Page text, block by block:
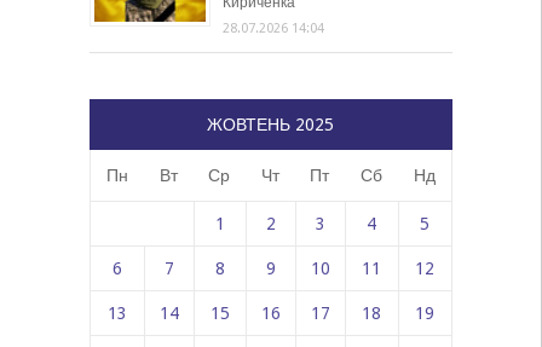
28.07.2026 14:04
ЖОВТЕНЬ 2025
Пн Вт Ср Чт Пт Сб Нд
1 2 3 4 5
6 7 8 9 10 11 12
13 14 15 16 17 18 19